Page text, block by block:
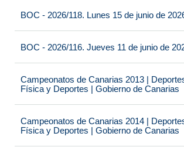
BOC - 2026/118. Lunes 15 de junio de
BOC - 2026/116. Jueves 11 de junio de
Campeonatos de Canarias 2013 |
Física y Deportes | Gobierno de Canarias
Campeonatos de Canarias 2014 |
Física y Deportes | Gobierno de Canarias